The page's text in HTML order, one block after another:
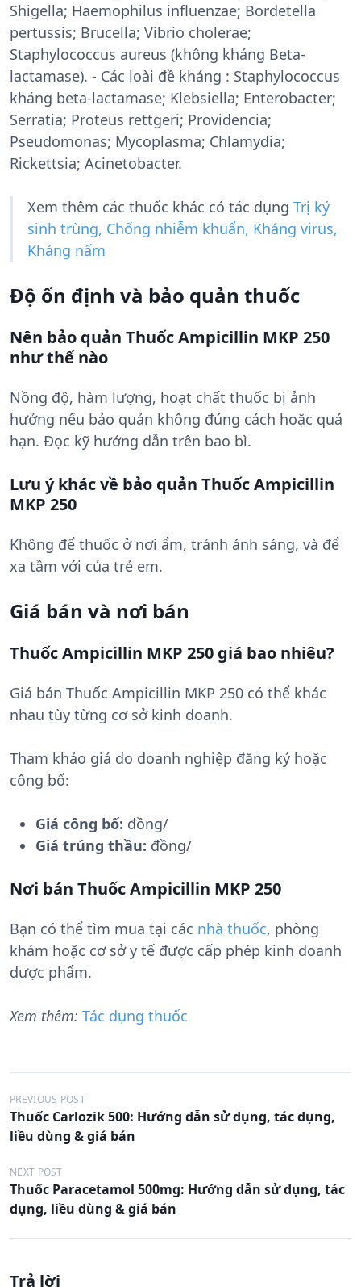
Shigella; Haemophilus influenzae; Bordetella
pertussis; Brucella; Vibrio cholerae;
Staphylococcus aureus (không kháng Beta-
lactamase). - Các loài đề kháng : Staphylococcus
kháng beta-lactamase; Klebsiella; Enterobacter;
Serratia; Proteus rettgeri; Providencia;
Pseudomonas; Mycoplasma; Chlamydia;
Rickettsia; Acinetobacter.
Xem thêm các thuốc khác có tác dụng Trị ký
sinh trùng, Chống nhiễm khuẩn, Kháng virus,
Kháng nấm
Độ ổn định và bảo quản thuốc
Nên bảo quản Thuốc Ampicillin MKP 250
như thế nào
Nồng độ, hàm lượng, hoạt chất thuốc bị ảnh
hưởng nếu bảo quản không đúng cách hoặc quá
hạn. Đọc kỹ hướng dẫn trên bao bì.
Lưu ý khác về bảo quản Thuốc Ampicillin
MKP 250
Không để thuốc ở nơi ẩm, tránh ánh sáng, và để
xa tầm với của trẻ em.
Giá bán và nơi bán
Thuốc Ampicillin MKP 250 giá bao nhiêu?
Giá bán Thuốc Ampicillin MKP 250 có thể khác
nhau tùy từng cơ sở kinh doanh.
Tham khảo giá do doanh nghiệp đăng ký hoặc
công bố:
Giá công bố: đồng/
Giá trúng thầu: đồng/
Nơi bán Thuốc Ampicillin MKP 250
Bạn có thể tìm mua tại các nhà thuốc, phòng
khám hoặc cơ sở y tế được cấp phép kinh doanh
dược phẩm.
Xem thêm: Tác dụng thuốc
Đ
i
u
h
ư
n
PREVIOUS POST
Thuốc Carlozik 500: Hướng dẫn sử dụng, tác dụng,
liều dùng & giá bán
NEXT POST
Thuốc Paracetamol 500mg: Hướng dẫn sử dụng, tác
dụng, liều dùng & giá bán
Trả lời